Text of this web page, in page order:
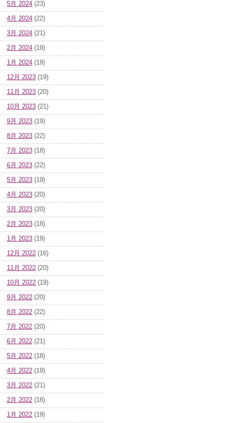
5月 2024 (23)
4月 2024 (22)
3月 2024 (21)
2月 2024 (19)
1月 2024 (19)
12月 2023 (19)
11月 2023 (20)
10月 2023 (21)
9月 2023 (19)
8月 2023 (22)
7月 2023 (18)
6月 2023 (22)
5月 2023 (19)
4月 2023 (20)
3月 2023 (20)
2月 2023 (18)
1月 2023 (19)
12月 2022 (16)
11月 2022 (20)
10月 2022 (19)
9月 2022 (20)
8月 2022 (22)
7月 2022 (20)
6月 2022 (21)
5月 2022 (18)
4月 2022 (19)
3月 2022 (21)
2月 2022 (18)
1月 2022 (19)